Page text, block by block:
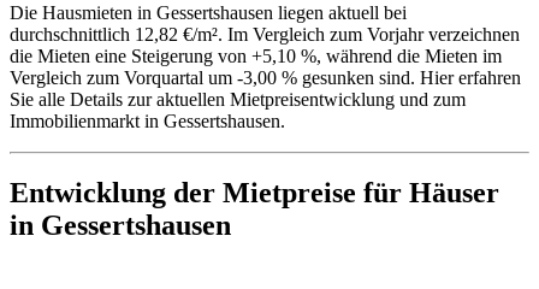
Die Hausmieten in Gessertshausen liegen aktuell bei
durchschnittlich 12,82 €/m². Im Vergleich zum Vorjahr verzeichnen
die Mieten eine Steigerung von +5,10 %, während die Mieten im
Vergleich zum Vorquartal um -3,00 % gesunken sind. Hier erfahren
Sie alle Details zur aktuellen Mietpreisentwicklung und zum
Immobilienmarkt in Gessertshausen.
Entwicklung der Mietpreise für Häuser
in Gessertshausen